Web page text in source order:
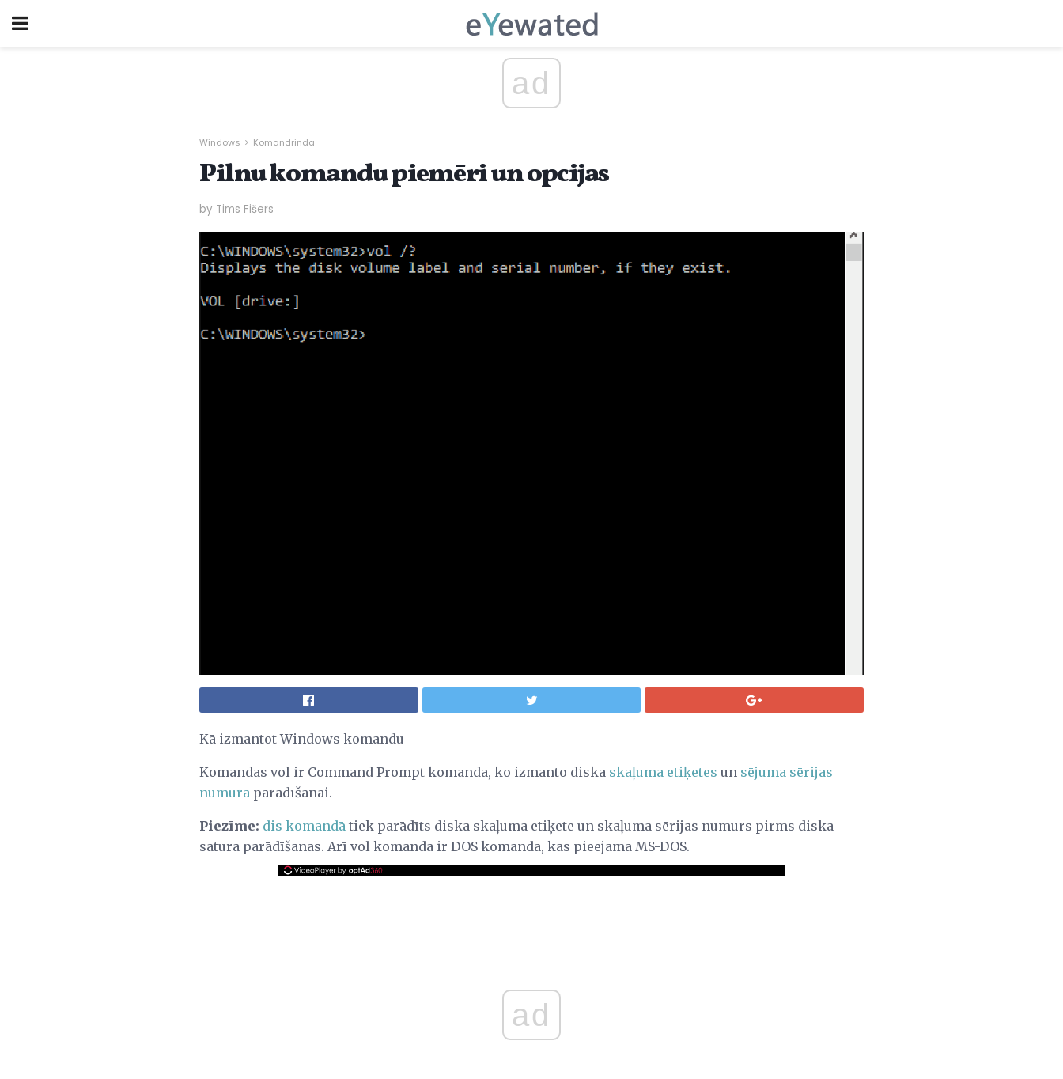
ad
Windows Komandrinda
Pilnu komandu piemēri un opcijas
by Tims Fišers
Kā izmantot Windows komandu
Komandas vol ir Command Prompt komanda, ko izmanto diska skaļuma etiķetes un sējuma sērijas
numura parādīšanai.
Piezīme: dis komandā tiek parādīts diska skaļuma etiķete un skaļuma sērijas numurs pirms diska
satura parādīšanas. Arī vol komanda ir DOS komanda, kas pieejama MS-DOS.
ad